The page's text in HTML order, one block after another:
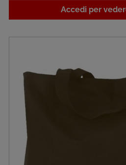
Accedi per